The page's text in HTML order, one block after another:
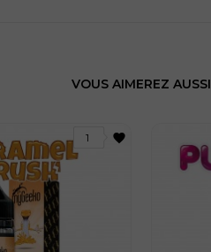
VOUS AIMEREZ AUSSI
favorite
1
avis